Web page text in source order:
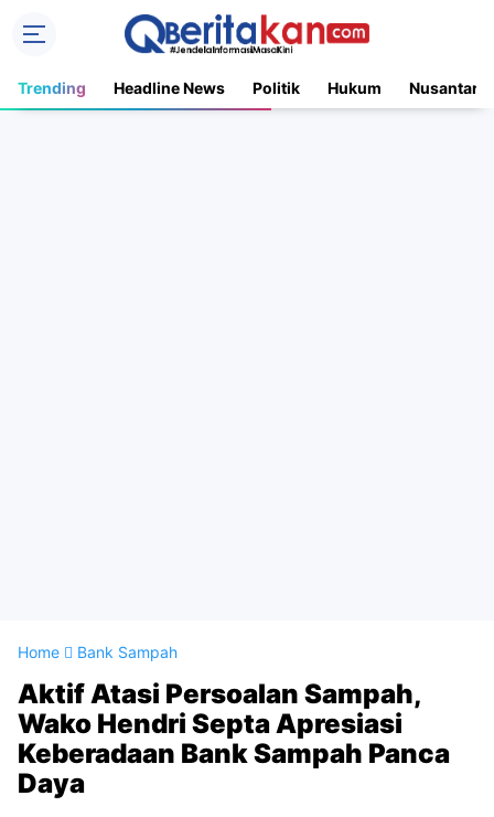
Trending Headline News Politik Hukum Nusantara
Home Bank Sampah
Aktif Atasi Persoalan Sampah,
Wako Hendri Septa Apresiasi
Keberadaan Bank Sampah Panca
Daya